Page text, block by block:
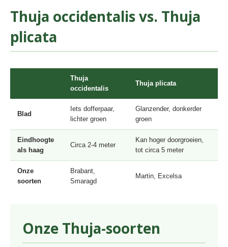
Thuja occidentalis vs. Thuja
plicata
Thuja
occidentalis
Thuja plicata
Blad
Iets dofferpaar,
lichter groen
Glanzender, donkerder
groen
Eindhoogte
als haag
Circa 2-4 meter
Kan hoger doorgroeien,
tot circa 5 meter
Onze
soorten
Brabant,
Smaragd
Martin, Excelsa
Onze Thuja-soorten